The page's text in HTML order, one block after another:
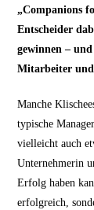
„Companions
Entscheider
gewinnen –
Mitarbeiter
Manche
typische
vielleicht auch
Unternehmerin
Erfolg haben
erfolgreich,